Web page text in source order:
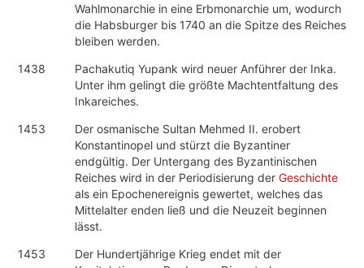
Wahlmonarchie in eine Erbmonarchie um, wodurch
die Habsburger bis 1740 an die Spitze des Reiches
bleiben werden.
1438
Pachakutiq Yupank wird neuer Anführer der Inka.
Unter ihm gelingt die größte Machtentfaltung des
Inkareiches.
1453
Der osmanische Sultan Mehmed II. erobert
Konstantinopel und stürzt die Byzantiner
endgültig. Der Untergang des Byzantinischen
Reiches wird in der Periodisierung der Geschichte
als ein Epochenereignis gewertet, welches das
Mittelalter enden ließ und die Neuzeit beginnen
lässt.
1453
Der Hundertjährige Krieg endet mit der